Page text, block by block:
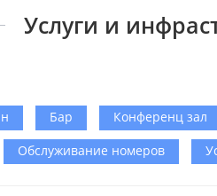
Услуги и
Бар Конференц зал
Обслуживание номеров